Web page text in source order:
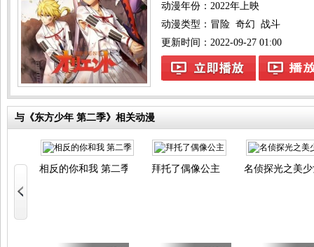
动漫年份： 2022年上映
动漫类型： 冒险 奇幻 战斗
更新时间：2022-09-27 01:00
与《东方少年 第二季》相关动漫
速通游戏的玩家在废设定异世界无双～ 第二季
相反的你和我 第二季 拜托了偶像公主 名侦探光之美